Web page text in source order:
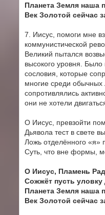
Планета Земля наша
Век Золотой сейчас
7. Иисус, помоги мне
коммунистической
Великий пытался
высокого уровня.
сословия, которые
многие среди
сопротивлялись
они не хотели
О Иисус, превзойти
Дьявола тест в свете
Ложь отделённого «я»
Суть, что вне формы,
О Иисус, Пламень
Сожжёт пусть
Планета Земля наша
Век Золотой сейчас